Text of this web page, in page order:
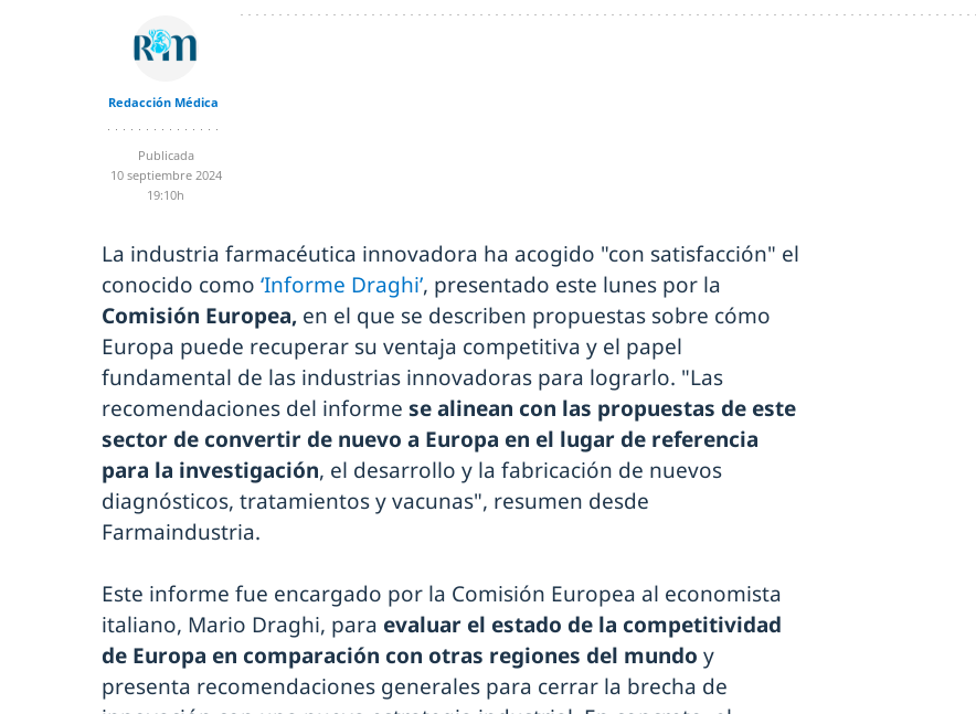
Redacción Médica
Publicada
10 septiembre 2024
19:10h
La industria farmacéutica innovadora ha acogido "con satisfacción" el
conocido como ‘Informe Draghi’, presentado este lunes por la
Comisión Europea, en el que se describen propuestas sobre cómo
Europa puede recuperar su ventaja competitiva y el papel
fundamental de las industrias innovadoras para lograrlo. "Las
recomendaciones del informe se alinean con las propuestas de este
sector de convertir de nuevo a Europa en el lugar de referencia
para la investigación, el desarrollo y la fabricación de nuevos
diagnósticos, tratamientos y vacunas", resumen desde
Farmaindustria.
Este informe fue encargado por la Comisión Europea al economista
italiano, Mario Draghi, para evaluar el estado de la competitividad
de Europa en comparación con otras regiones del mundo y
presenta recomendaciones generales para cerrar la brecha de